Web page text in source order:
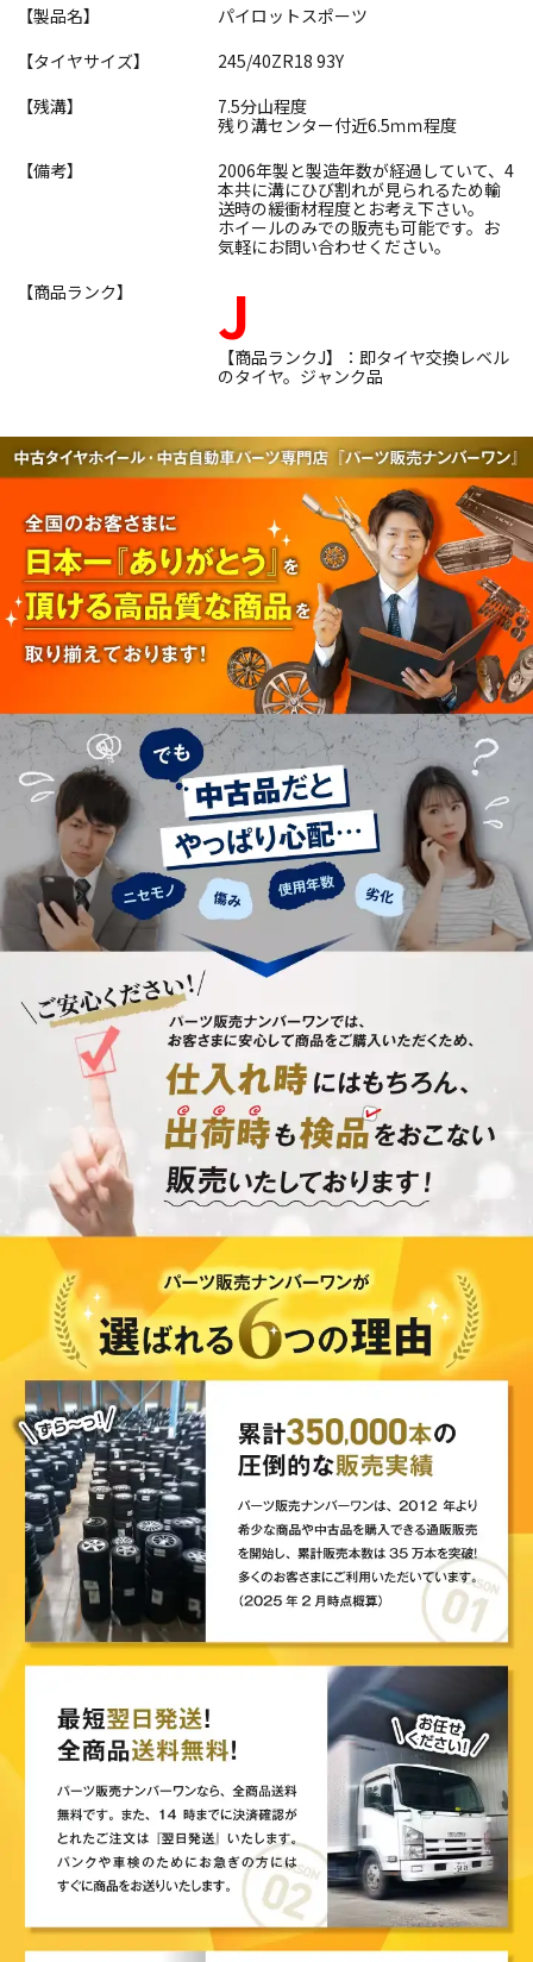
【製品名】
パイロットスポーツ
【タイヤサイズ】
245/40ZR18 93Y
【残溝】
7.5分山程度
残り溝センター付近6.5ｍｍ程度
【備考】
2006年製と製造年数が経過していて、4
本共に溝にひび割れが見られるため輸
送時の緩衝材程度とお考え下さい。
ホイールのみでの販売も可能です。お
気軽にお問い合わせください。
【商品ランク】
J
【商品ランクJ】：即タイヤ交換レベル
のタイヤ。ジャンク品